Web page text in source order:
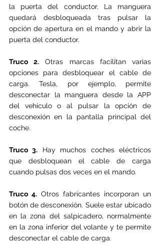
la puerta del conductor. La manguera
quedará desbloqueada tras pulsar la
opción de apertura en el mando y abrir la
puerta del conductor.
Truco 2. Otras marcas facilitan varias
opciones para desbloquear el cable de
carga. Tesla, por ejemplo, permite
desconectar la manguera desde la APP
del vehículo o al pulsar la opción de
desconexión en la pantalla principal del
coche.
Truco 3. Hay muchos coches eléctricos
que desbloquean el cable de carga
cuando pulsas dos veces en el mando.
Truco 4. Otros fabricantes incorporan un
botón de desconexión. Suele estar ubicado
en la zona del salpicadero, normalmente
en la zona inferior del volante y te permite
desconectar el cable de carga.